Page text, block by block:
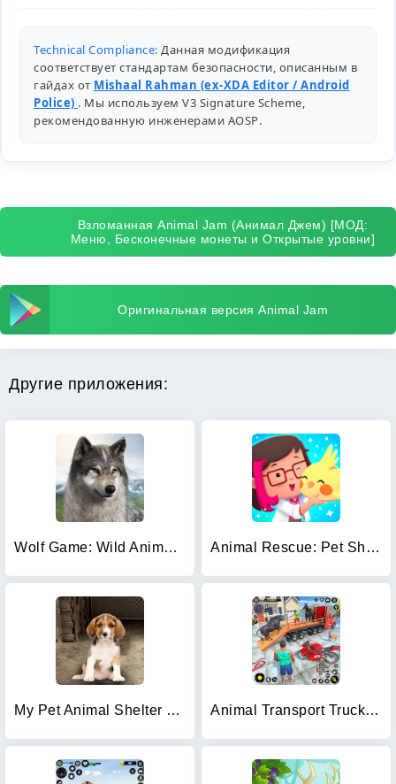
Technical Compliance: Данная модификация
соответствует стандартам безопасности, описанным в
гайдах от Mishaal Rahman (ex-XDA Editor / Android
Police) . Мы используем V3 Signature Scheme,
рекомендованную инженерами AOSP.
Взломанная Animal Jam (Анимал Джем) [МОД:
Меню, Бесконечные монеты и Открытые уровни]
Оригинальная версия Animal Jam
Другие приложения:
Wolf Game: Wild Animal Wars Animal Rescue: Pet Shop Story
My Pet Animal Shelter World Animal Transport Truck Game 3D